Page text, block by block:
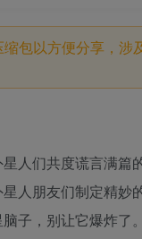
包以方便分享，
人们共度谎言满
人朋友们制定精
子，别让它爆炸了